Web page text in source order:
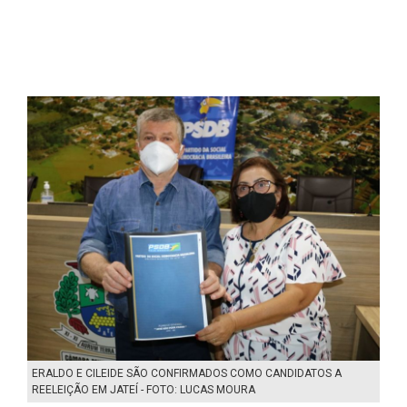
ERALDO E CILEIDE SÃO CONFIRMADOS COMO CANDIDATOS A
REELEIÇÃO EM JATEÍ - FOTO: LUCAS MOURA